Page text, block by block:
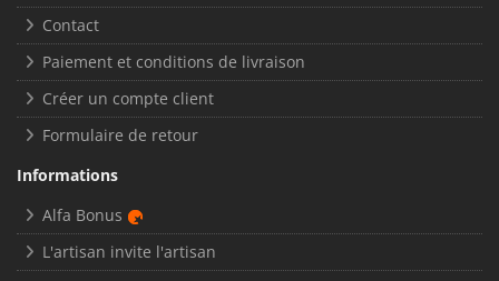
Contact
Paiement et conditions de livraison
Créer un compte client
Formulaire de retour
Informations
Alfa Bonus
L'artisan invite l'artisan